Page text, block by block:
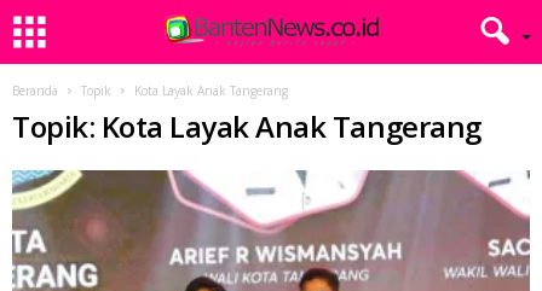
Beranda Topik Kota Layak Anak Tangerang
Topik: Kota Layak Anak Tangerang